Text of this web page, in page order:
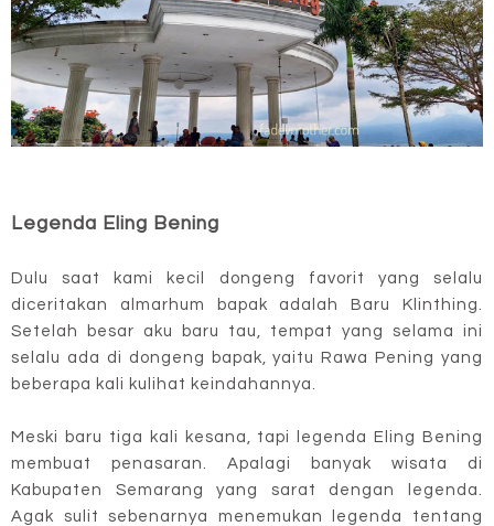
Legenda Eling Bening
Dulu saat kami kecil dongeng favorit yang selalu
diceritakan almarhum bapak adalah Baru Klinthing.
Setelah besar aku baru tau, tempat yang selama ini
selalu ada di dongeng bapak, yaitu Rawa Pening yang
beberapa kali kulihat keindahannya.
Meski baru tiga kali kesana, tapi legenda Eling Bening
membuat penasaran. Apalagi banyak wisata di
Kabupaten Semarang yang sarat dengan legenda.
Agak sulit sebenarnya menemukan legenda tentang